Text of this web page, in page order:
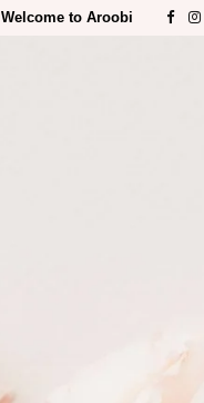
Welcome to Aroobi